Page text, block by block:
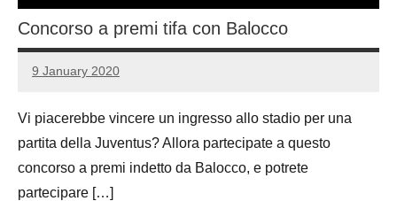
Concorso a premi tifa con Balocco
9 January 2020
Luca
No
Vi piacerebbe vincere un ingresso allo stadio per una
partita della Juventus? Allora partecipate a questo
concorso a premi indetto da Balocco, e potrete
partecipare […]